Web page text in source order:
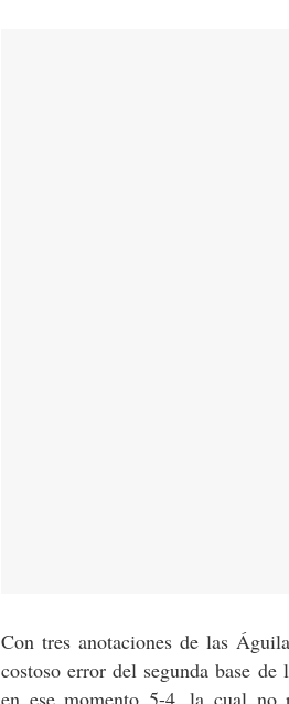
Con tres anotaciones de las
costoso error del segunda base
en ese momento 5-4, la cual no